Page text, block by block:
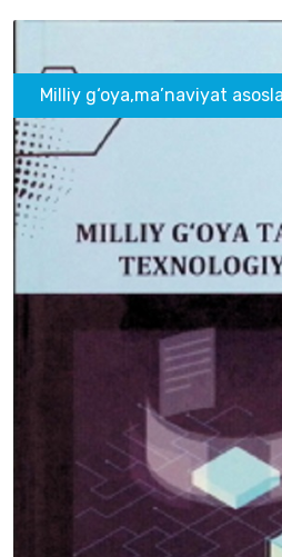
Milliy g‘oya,ma’naviyat